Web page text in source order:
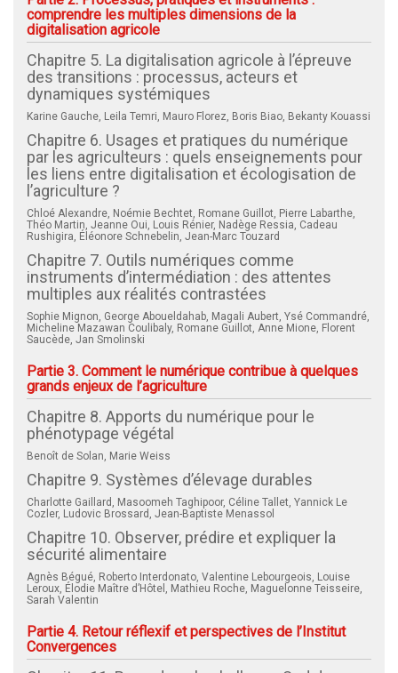
comprendre les multiples dimensions de la
digitalisation agricole
Chapitre 5. La digitalisation agricole à l’épreuve
des transitions : processus, acteurs et
dynamiques systémiques
Karine Gauche, Leila Temri, Mauro Florez, Boris Biao, Bekanty Kouassi
Chapitre 6. Usages et pratiques du numérique
par les agriculteurs : quels enseignements pour
les liens entre digitalisation et écologisation de
l’agriculture ?
Chloé Alexandre, Noémie Bechtet, Romane Guillot, Pierre Labarthe,
Théo Martin, Jeanne Oui, Louis Rénier, Nadège Ressia, Cadeau
Rushigira, Éléonore Schnebelin, Jean-Marc Touzard
Chapitre 7. Outils numériques comme
instruments d’intermédiation : des attentes
multiples aux réalités contrastées
Sophie Mignon, George Aboueldahab, Magali Aubert, Ysé Commandré,
Micheline Mazawan Coulibaly, Romane Guillot, Anne Mione, Florent
Saucède, Jan Smolinski
Partie 3. Comment le numérique contribue à quelques
grands enjeux de l’agriculture
Chapitre 8. Apports du numérique pour le
phénotypage végétal
Benoît de Solan, Marie Weiss
Chapitre 9. Systèmes d’élevage durables
Charlotte Gaillard, Masoomeh Taghipoor, Céline Tallet, Yannick Le
Cozler, Ludovic Brossard, Jean-Baptiste Menassol
Chapitre 10. Observer, prédire et expliquer la
sécurité alimentaire
Agnès Bégué, Roberto Interdonato, Valentine Lebourgeois, Louise
Leroux, Élodie Maître d’Hôtel, Mathieu Roche, Maguelonne Teisseire,
Sarah Valentin
Partie 4. Retour réflexif et perspectives de l’Institut
Convergences